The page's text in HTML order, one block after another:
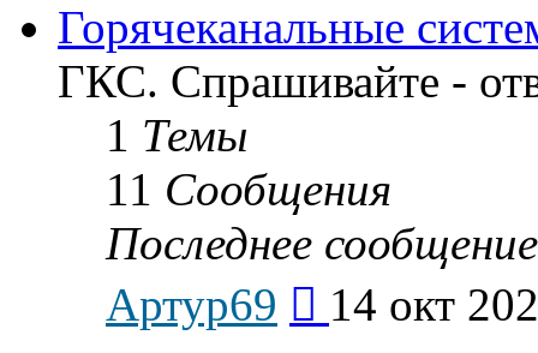
Горячеканальные
ГКС. Спрашивайте -
1 Темы
11 Сообщения
Последнее сообщение
Артур69
последнему
14 окт